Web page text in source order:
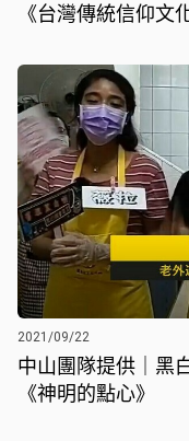
《台灣傳統信仰文
2021/09/22
中山團隊提供｜黑
《神明的點心》